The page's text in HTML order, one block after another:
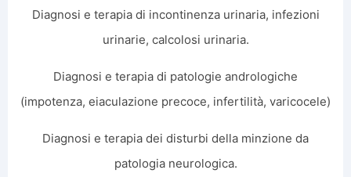
Diagnosi e terapia di incontinenza urinaria, infezioni
urinarie, calcolosi urinaria.
Diagnosi e terapia di patologie andrologiche
(impotenza, eiaculazione precoce, infertilità, varicocele)
Diagnosi e terapia dei disturbi della minzione da
patologia neurologica.